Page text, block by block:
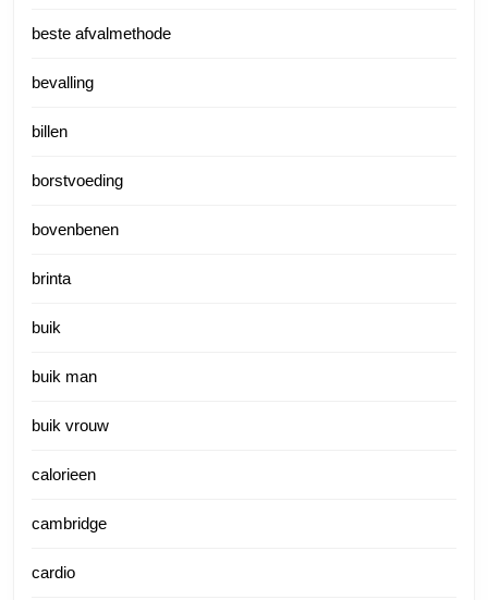
beste afvalmethode
bevalling
billen
borstvoeding
bovenbenen
brinta
buik
buik man
buik vrouw
calorieen
cambridge
cardio